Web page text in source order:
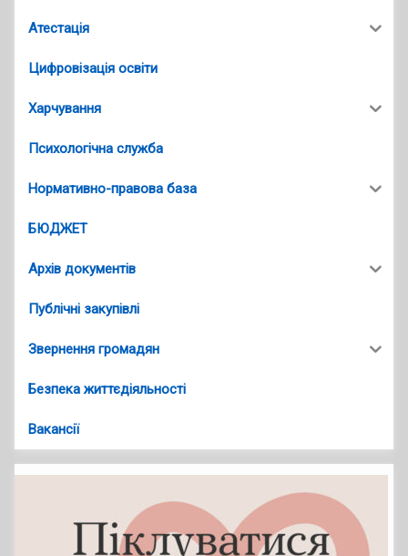
Атестація
Цифровізація освіти
Харчування
Психологічна служба
Нормативно-правова база
БЮДЖЕТ
Архів документів
Публічні закупівлі
Звернення громадян
Безпека життєдіяльності
Вакансії